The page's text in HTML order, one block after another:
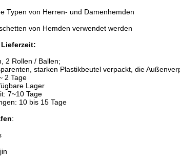
Typen von Herren- und Damenhemden
von Hemden verwendet werden
2 Rollen / Ballen;
starken Plastikbeutel verpackt, die
2 Tage
Lager
7~10 Tage
10 bis 15 Tage
: